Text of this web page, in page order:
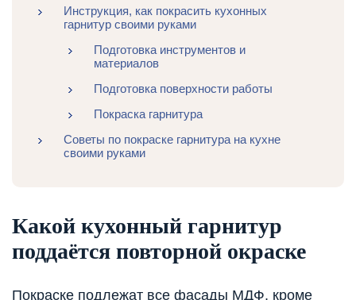
Инструкция, как покрасить кухонных
гарнитур своими руками
Подготовка инструментов и
материалов
Подготовка поверхности работы
Покраска гарнитура
Советы по покраске гарнитура на кухне
своими руками
Какой кухонный гарнитур
поддаётся повторной окраске
Покраске подлежат все фасады МДФ, кроме